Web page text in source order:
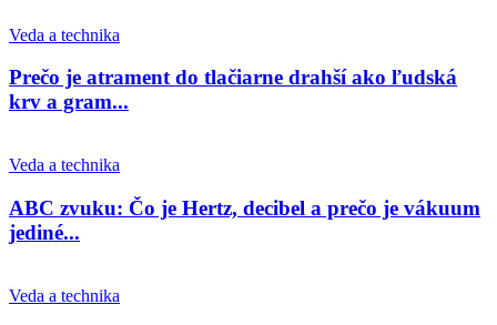
Veda a technika
Prečo je atrament do tlačiarne drahší ako ľudská
krv a gram...
Veda a technika
ABC zvuku: Čo je Hertz, decibel a prečo je vákuum
jediné...
Veda a technika